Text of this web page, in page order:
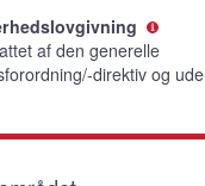
af den generelle
direktiv og